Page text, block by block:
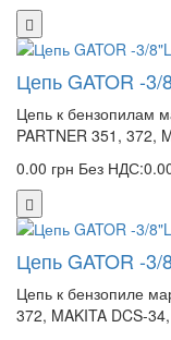
Цепь GATOR -
Цепь к бензопилам
PARTNER 351, 372,
0.00 грн Без
Цепь GATOR -
Цепь к бензопиле
372, MAKITA DCS-